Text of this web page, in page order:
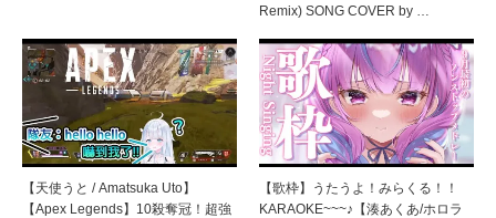
Remix) SONG COVER by …
【天使うと / Amatsuka Uto】
【Apex Legends】10殺奪冠！超強
【歌枠】うたうよ！みらくる！！
KARAOKE~~~♪【湊あくあ/ホロラ